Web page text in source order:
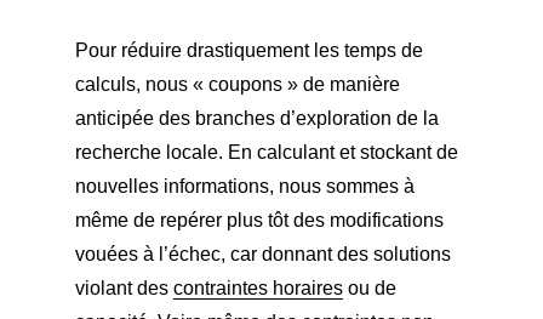
Pour réduire drastiquement les temps de
calculs, nous « coupons » de manière
anticipée des branches d’exploration de la
recherche locale. En calculant et stockant de
nouvelles informations, nous sommes à
même de repérer plus tôt des modifications
vouées à l’échec, car donnant des solutions
violant des contraintes horairesou de